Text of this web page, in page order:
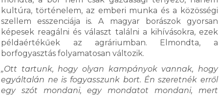
kultúra, történelem, az emberi munka és a közösségi
szellem esszenciája is. A magyar borászok gyorsan
képesek reagálni és választ találni a kihívásokra, ezek
példaértékűek az agráriumban. Elmondta, a
borfogyasztás folyamatosan változik.
„Ott tartunk, hogy olyan kampányok vannak, hogy
egyáltalán ne is fogyasszunk bort. Én szeretnék erről
egy szót mondani, egy mondatot mondani, mert